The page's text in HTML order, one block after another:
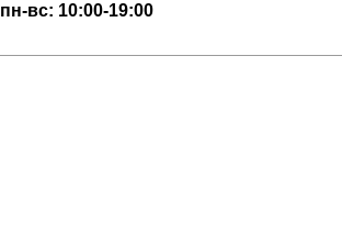
пн-вс: 10:00-19:00